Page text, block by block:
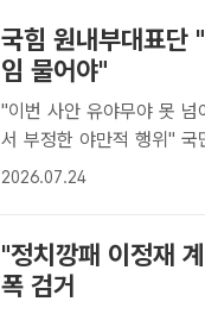
국힘 원내부대표단
임 물어야"
"이번 사안 유야무야 못
서 부정한 야만적 행위" 국민의힘 권영진(오른쪽) 의원이 상임위원회 배정에
항의하는 과정에서 정점식
2026.07.24
"정치깡패 이정재
폭 검거